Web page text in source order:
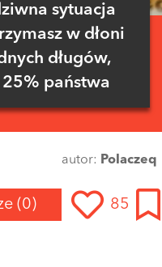
sytuacja
w dłoni
długów,
państwa
autor: Polaczeq
(0) 85